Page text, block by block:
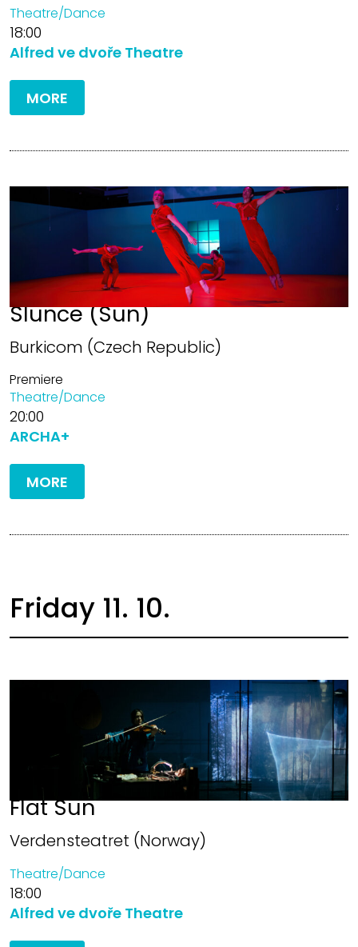
Theatre/Dance
18:00
Alfred ve dvoře Theatre
MORE
Slunce (Sun)
Burkicom (Czech Republic)
Premiere
Theatre/Dance
20:00
ARCHA+
MORE
Friday 11. 10.
Flat Sun
Verdensteatret (Norway)
Theatre/Dance
18:00
Alfred ve dvoře Theatre